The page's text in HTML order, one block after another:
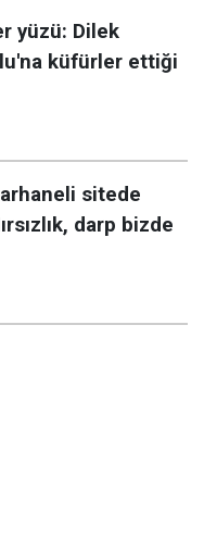
yüzü: Dilek
küfürler ettiği
sitede
darp bizde